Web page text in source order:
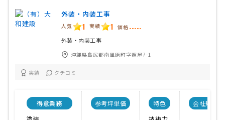
外装・内装工事
人気 1 実績 1 価格 -----
外装・内装工事
沖縄県島尻郡南風原町字照屋7-1
実績 クチコミ
得意業務
参考坪単価
特色
会社規模